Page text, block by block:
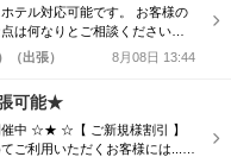
応可能です。 お客様の
（出張） 8月08日 13:44
可能★
様割引 】
ご利用いただくお客様には...